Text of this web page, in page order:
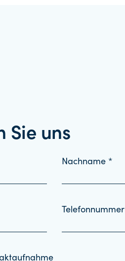
Sie uns
Nachname *
Telefonnummer